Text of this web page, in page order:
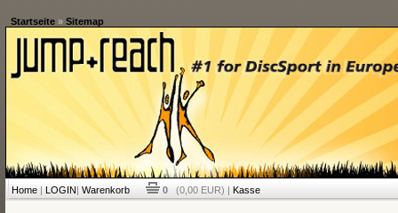
Startseite» Sitemap
Home| LOGIN| Warenkorb 0 (0,00 EUR) | Kasse